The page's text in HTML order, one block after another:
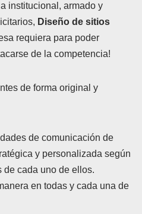
institucional, armado y
Diseño de sitios
requiera para poder
de la competencia!
de forma original y
de comunicación de
y personalizada según
de cada uno de ellos.
en todas y cada una de